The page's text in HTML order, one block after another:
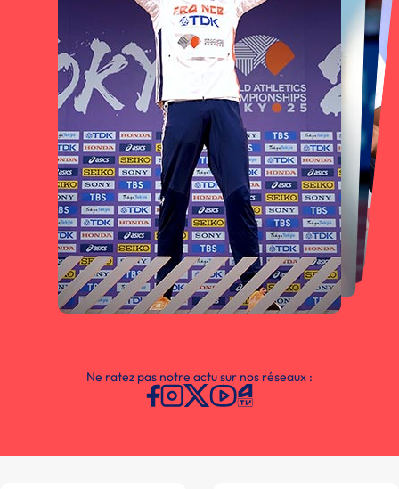
Ne ratez pas notre actu sur nos réseaux :